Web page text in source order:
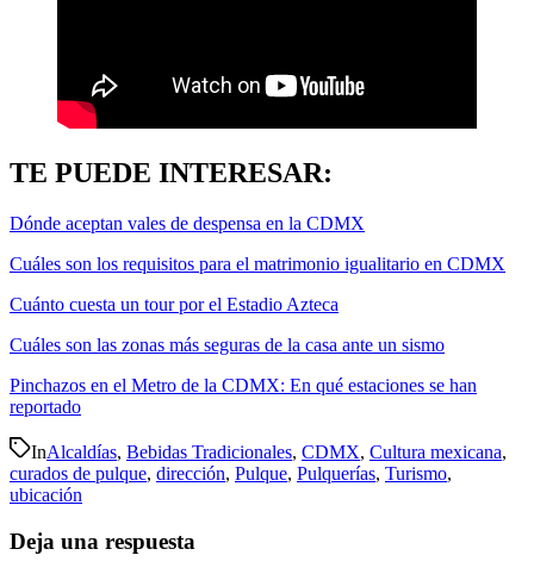
TE PUEDE INTERESAR:
Dónde aceptan vales de despensa en la CDMX
Cuáles son los requisitos para el matrimonio igualitario en CDMX
Cuánto cuesta un tour por el Estadio Azteca
Cuáles son las zonas más seguras de la casa ante un sismo
Pinchazos en el Metro de la CDMX: En qué estaciones se han
reportado
InAlcaldías, Bebidas Tradicionales, CDMX, Cultura mexicana,
curados de pulque, dirección, Pulque, Pulquerías, Turismo,
ubicación
Deja una respuesta